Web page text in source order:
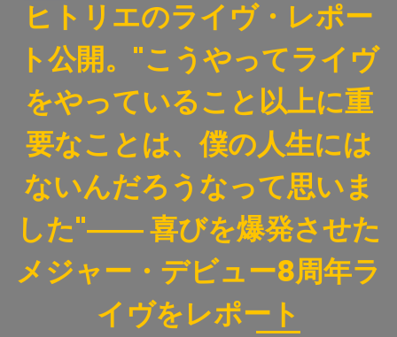
ヒトリエのライヴ・レポー
ト公開。"こうやってライヴ
をやっていること以上に重
要なことは、僕の人生には
ないんだろうなって思いま
した"―― 喜びを爆発させた
メジャー・デビュー8周年ラ
イヴをレポート